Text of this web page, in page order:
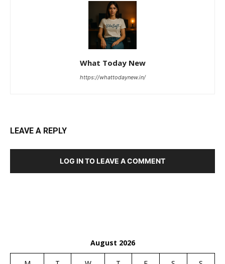
What Today New
https://whattodaynew.in/
LEAVE A REPLY
LOG IN TO LEAVE A COMMENT
August 2026